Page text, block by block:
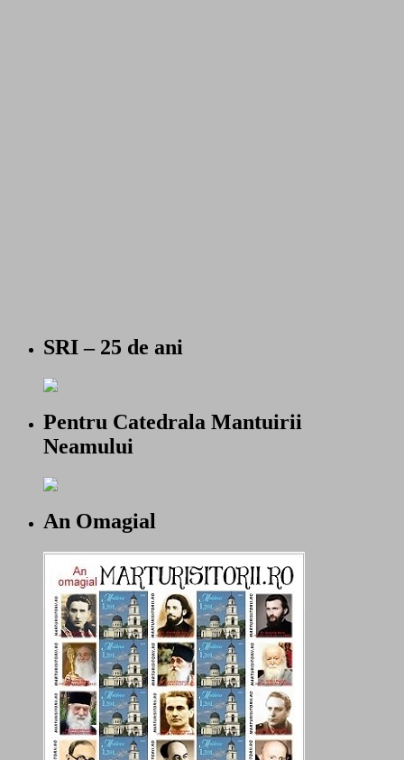
SRI – 25 de ani
Pentru Catedrala Mantuirii
Neamului
An Omagial